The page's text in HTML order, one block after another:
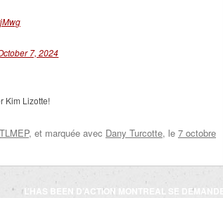
7, 2024
Kim Lizotte!
TLMEP, et marquée avec Dany Turcotte, le 7 octobre
L’HAS BEEN D’ACTION MONTREAL SE DEMANDE